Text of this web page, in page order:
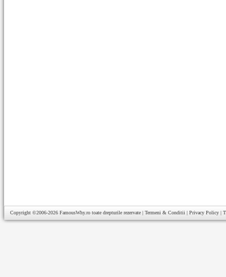
Copyright ©2006-2026 FamousWhy.ro toate drepturile rezervate | Termeni & Conditii | Privacy Policy |